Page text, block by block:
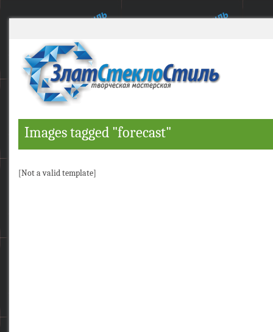
Images tagged "forecast"
[Not a valid template]